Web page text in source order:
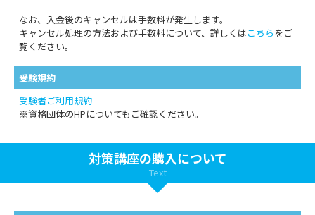
なお、入金後のキャンセルは手数料が発生します。
キャンセル処理の方法および手数料について、詳しくはこちら をご
覧ください。
受験規約
受験者ご利用規約
※資格団体のHPについてもご確認ください。
対策講座の購入について
Text